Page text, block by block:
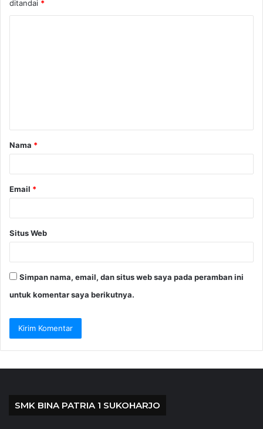
ditandai *
a
r
Nama *
Email *
Situs Web
Simpan nama, email, dan situs web saya pada peramban ini
untuk komentar saya berikutnya.
SMK BINA PATRIA 1 SUKOHARJO